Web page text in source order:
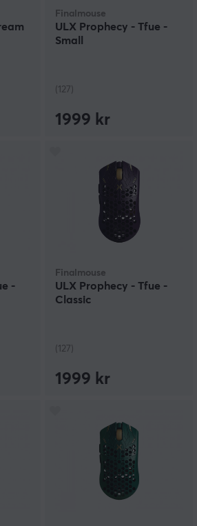
Finalmouse
ULX Prophecy - Tfue -
Small
(127)
1999 kr
-
Finalmouse
ULX Prophecy - Tfue -
Classic
(127)
1999 kr